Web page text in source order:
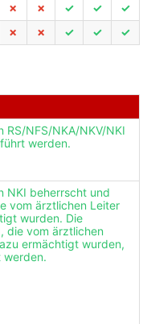
✗ ✗ ✓ ✓
✓
✗ ✗ ✓ ✓ ✓
RS/NFS/NKA/NKV/NKI
werden.
NKI beherrscht und
vom ärztlichen Leiter
wurden. Die
die vom ärztlichen
ermächtigt wurden,
werden.